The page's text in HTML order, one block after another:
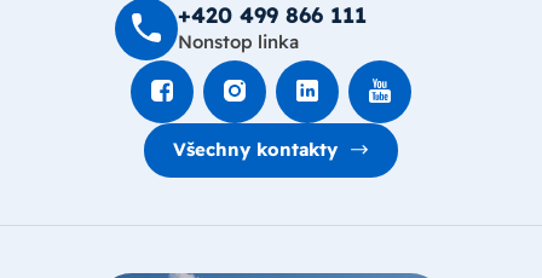
+420 499 8­66 111
Nonstop linka
Všechny kontakty